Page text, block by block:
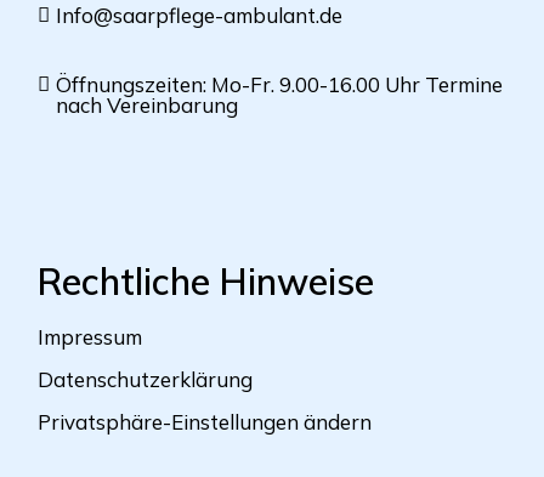
Info@saarpflege-ambulant.de
Öffnungszeiten: Mo-Fr. 9.00-16.00 Uhr Termine
nach Vereinbarung
Rechtliche Hinweise
Impressum
Datenschutzerklärung
Privatsphäre-Einstellungen ändern